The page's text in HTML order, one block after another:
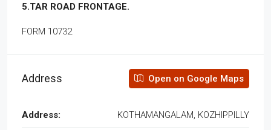
5.TAR ROAD FRONTAGE.
FORM 10732
Address Open on Google Maps
Address: KOTHAMANGALAM, KOZHIPPILLY